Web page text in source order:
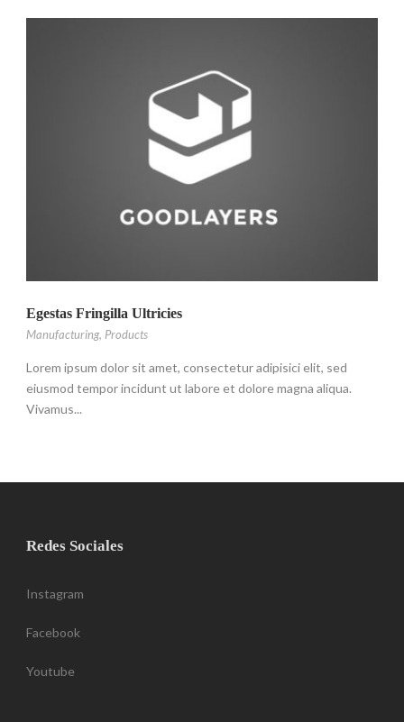
Egestas Fringilla Ultricies
Manufacturing, Products
Lorem ipsum dolor sit amet, consectetur adipisici elit, sed
eiusmod tempor incidunt ut labore et dolore magna aliqua.
Vivamus...
Redes Sociales
Instagram
Facebook
Youtube